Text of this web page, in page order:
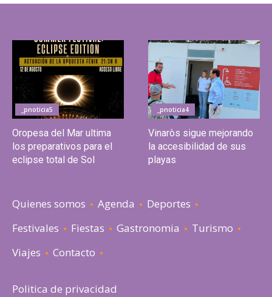
_pnoticia5
Oropesa del Mar ultima
los preparativos para el
eclipse total de Sol
_pnoticia4
Vinaròs sigue mejorando
la accesibilidad de sus
playas
Quienes somos Agenda
Deportes
Festivales
Fiestas Gastronomia
Turismo
Viajes
Contacto
Politica de privacidad